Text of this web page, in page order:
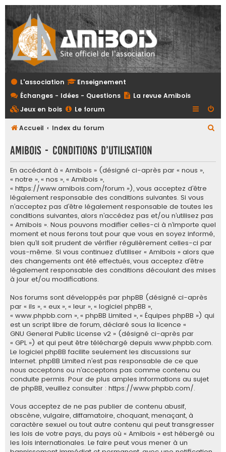
L'association
Enseignement
Échanges - Idées - Questions
La revue Amibois
Jeux en bois
Le forum
Accueil Index du forum
Amibois - Conditions d’utilisation
En accédant à « Amibois » (désigné ci-après par « nous »,
« notre », « nos », « Amibois »,
« https://www.amibois.com/forum »), vous acceptez d’être
légalement responsable des conditions suivantes. Si vous
n’acceptez pas d’être légalement responsable de toutes les
conditions suivantes, alors n’accédez pas et/ou n’utilisez pas
« Amibois ». Nous pouvons modifier celles-ci à n’importe quel
moment et nous ferons tout pour que vous en soyez informé,
bien qu’il soit prudent de vérifier régulièrement celles-ci par
vous-même. Si vous continuez d’utiliser « Amibois » alors que
des changements ont été effectués, vous acceptez d’être
légalement responsable des conditions découlant des mises
à jour et/ou modifications.
Nos forums sont développés par phpBB (désigné ci-après
par « ils », « eux », « leur », « logiciel phpBB »,
« www.phpbb.com », « phpBB Limited », « Équipes phpBB ») qui
est un script libre de forum, déclaré sous la licence «
GNU General Public License v2 » (désigné ci-après par
« GPL ») et qui peut être téléchargé depuis www.phpbb.com.
Le logiciel phpBB facilite seulement les discussions sur
Internet. phpBB Limited n’est pas responsable de ce que
nous acceptons ou n’acceptons pas comme contenu ou
conduite permis. Pour de plus amples informations au sujet
de phpBB, veuillez consulter : https://www.phpbb.com/.
Vous acceptez de ne pas publier de contenu abusif,
obscène, vulgaire, diffamatoire, choquant, menaçant, à
caractère sexuel ou tout autre contenu qui peut transgresser
les lois de votre pays, du pays où « Amibois » est hébergé ou
les lois internationales. Le faire peut vous mener à un